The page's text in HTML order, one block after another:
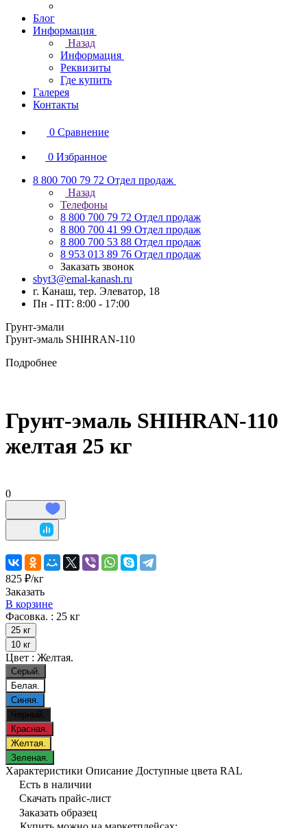
Блог
Информация
Назад
Информация
Реквизиты
Где купить
Галерея
Контакты
0 Сравнение
0 Избранное
8 800 700 79 72 Отдел продаж
Назад
Телефоны
8 800 700 79 72 Отдел продаж
8 800 700 41 99 Отдел продаж
8 800 700 53 88 Отдел продаж
8 953 013 89 76 Отдел продаж
Заказать звонок
sbyt3@emal-kanash.ru
г. Канаш, тер. Элеватор, 18
Пн - ПТ: 8:00 - 17:00
Грунт-эмали
Грунт-эмаль SHIHRAN-110
Подробнее
Грунт-эмаль SHIHRAN-110
желтая 25 кг
0
825 ₽/кг
Заказать
В корзине
Фасовка. : 25 кг
25 кг
10 кг
Цвет : Желтая.
Серый.
Белая.
Синяя.
Черный.
Красная.
Желтая.
Зеленая.
Характеристики Описание Доступные цвета RAL
Есть в наличии
Скачать прайс-лист
Заказать образец